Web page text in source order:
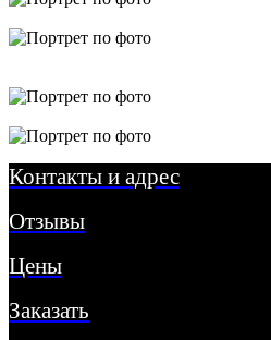
Контакты и адрес
Отзывы
Цены
Заказать